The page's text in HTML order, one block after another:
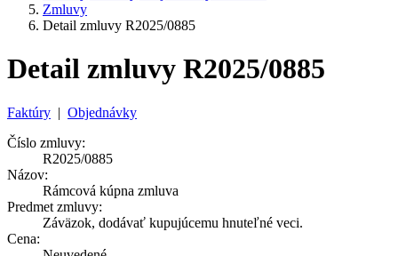
Zmluvy
Detail zmluvy R2025/0885
Detail zmluvy R2025/0885
Faktúry | Objednávky
Číslo zmluvy:
R2025/0885
Názov:
Rámcová kúpna zmluva
Predmet zmluvy:
Záväzok, dodávať kupujúcemu hnuteľné veci.
Cena: